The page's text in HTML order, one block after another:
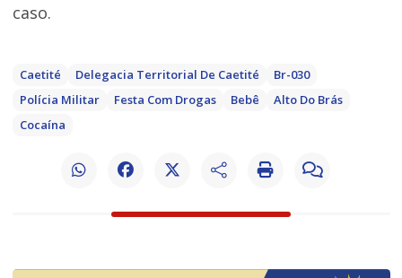
caso.
Caetité Delegacia Territorial De Caetité
Br-030
Polícia Militar
Festa Com Drogas Bebê
Alto Do Brás
Cocaína